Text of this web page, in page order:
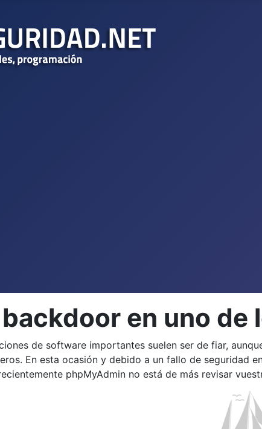
en uno
de software importantes suelen ser de fiar,
En esta ocasión y debido a un fallo de seguridad
phpMyAdmin no está de más revisar